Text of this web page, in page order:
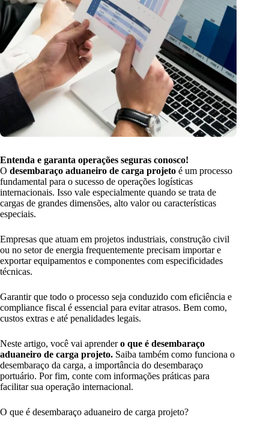
Entenda e garanta operações seguras conosco!
O desembaraço aduaneiro de carga projeto é um processo
fundamental para o sucesso de operações logísticas
internacionais. Isso vale especialmente quando se trata de
cargas de grandes dimensões, alto valor ou características
especiais.
Empresas que atuam em projetos industriais, construção civil
ou no setor de energia frequentemente precisam importar e
exportar equipamentos e componentes com especificidades
técnicas.
Garantir que todo o processo seja conduzido com eficiência e
compliance fiscal é essencial para evitar atrasos. Bem como,
custos extras e até penalidades legais.
Neste artigo, você vai aprendero que é desembaraço
aduaneiro de carga projeto. Saiba também como funciona o
desembaraço da carga, a importância do desembaraço
portuário. Por fim, conte com informações práticas para
facilitar sua operação internacional.
O que é desembaraço aduaneiro de carga projeto?